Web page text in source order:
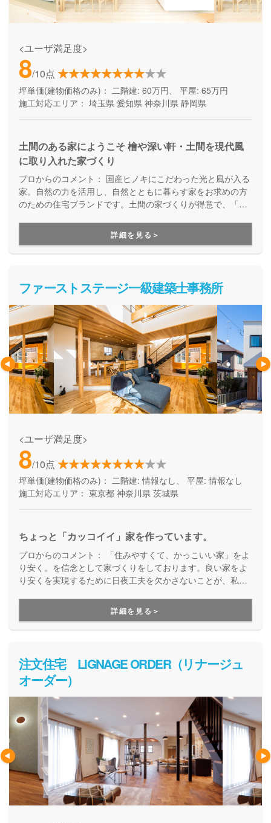
<ユーザ満足度>
8/10点
坪単価(建物価格のみ)： 二階建: 60万円、 平屋: 65万円
施工対応エリア： 埼玉県 愛知県 神奈川県 静岡県
土間のある家にようこそ 檜や深い軒・土間を現代風
に取り入れた家づくり
プロからのコメント： 国産ヒノキにこだわった光と風が入る
家。自然の力を活用し、自然とともに暮らす家をお求めの方
のための住宅ブランドです。土間の家づくりが得意で、「た
をご提案しています。ベビーカーそのままで玄関に入れる、
アウトドアグッズを収納できる、そんな暮らしが変わる住ま
いが適正価格で建てられることが大きな魅力になっていま
詳細を見る＞
ファーストステージ一級建築士事務所
<ユーザ満足度>
8/10点
坪単価(建物価格のみ)： 二階建: 情報なし、 平屋: 情報なし
施工対応エリア： 東京都 神奈川県 茨城県
ちょっと「カッコイイ」家を作っています。
プロからのコメント：
「住みやすくて、かっこいい家」をよ
り安く。を信念として家づくりをしております。良い家をよ
り安くを実現するために日夜工夫を欠かさないことが、私た
詳細を見る＞
注文住宅 LiGNAGE ORDER（リナージュ
オーダー）